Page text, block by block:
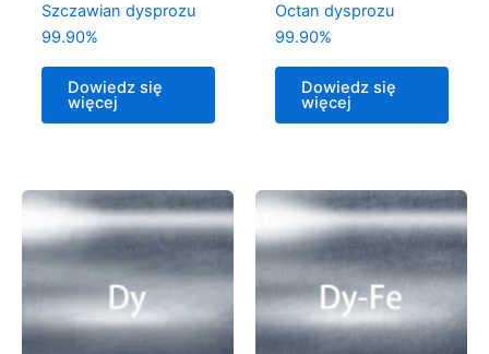
Szczawian dysprozu
99.90%
Dowiedz się
więcej
Octan dysprozu
99.90%
Dowiedz się
więcej